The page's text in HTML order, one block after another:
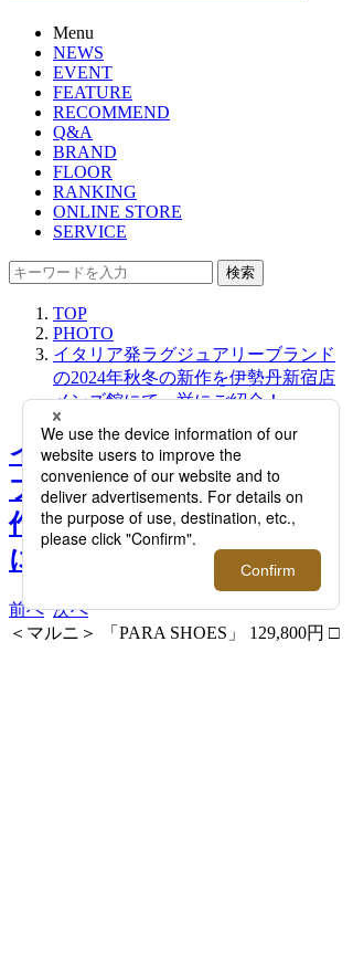
Menu
NEWS
EVENT
FEATURE
RECOMMEND
Q&A
BRAND
FLOOR
RANKING
ONLINE STORE
SERVICE
検索
TOP
PHOTO
イタリア発ラグジュアリーブランド
の2024年秋冬の新作を伊勢丹新宿店
メンズ館にて一挙にご紹介！
イタリア発ラグジュアリー
ブランドの2024年秋冬の新
作を伊勢丹新宿店メンズ館
にて一挙にご紹介！ >>
前へ 次へ
＜マルニ＞ 「PARA SHOES」 129,800円 □